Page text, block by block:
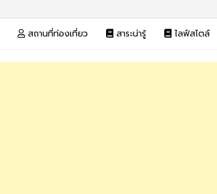
สถานที่ท่องเที่ยว สาระน่ารู้ ไลฟ์สไตล์